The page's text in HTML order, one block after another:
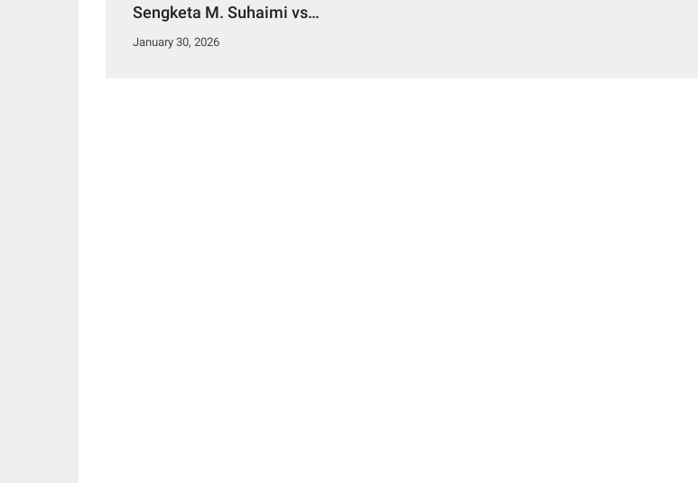
Sengketa M. Suhaimi vs
PT BSM
January 30, 2026